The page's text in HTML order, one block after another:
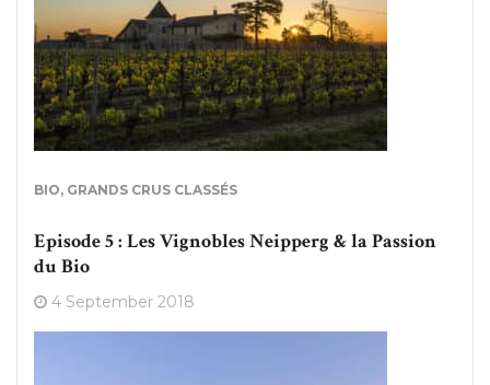
BIO, GRANDS CRUS CLASSÉS
Episode 5 : Les Vignobles Neipperg & la Passion
du Bio
4 September 2018